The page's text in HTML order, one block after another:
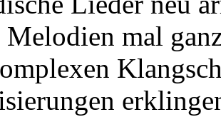
Melodien mal